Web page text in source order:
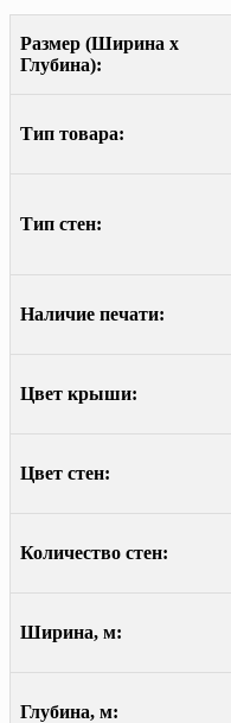
Размер (Ширина х
Глубина):
Тип товара:
Тип стен:
Наличие печати:
Цвет крыши:
Цвет стен:
Количество стен:
Ширина, м:
Глубина, м: